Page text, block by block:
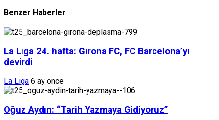
Benzer Haberler
La Liga 24. hafta: Girona FC, FC Barcelona’yı
devirdi
La Liga 6 ay önce
Oğuz Aydın: “Tarih Yazmaya Gidiyoruz”